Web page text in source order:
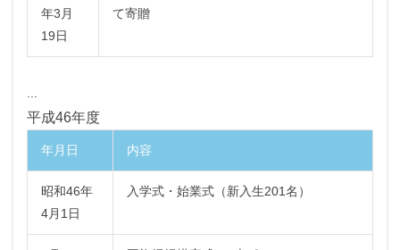
年3月
19日
て寄贈
平成46年度
年月日 内容
昭和46年
4月1日
入学式・始業式（新入生201名）